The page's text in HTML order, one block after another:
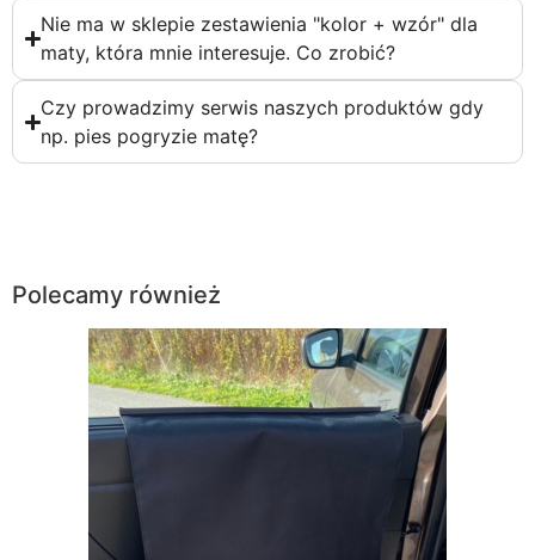
Nie ma w sklepie zestawienia "kolor + wzór" dla
maty, która mnie interesuje. Co zrobić?
Czy prowadzimy serwis naszych produktów gdy
np. pies pogryzie matę?
Polecamy również